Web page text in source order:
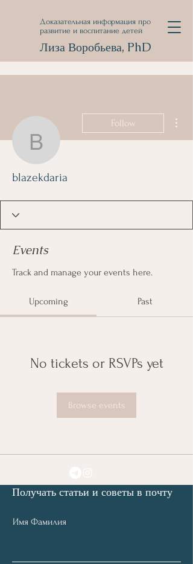
Доказательная информация про
развитие и воспитание детей
Лиза Воробьева, PhD
blazekdaria
Follow
blazekdaria
Events
Track and manage your events here.
Upcoming Past
No tickets or RSVPs yet
Browse events
Получать статьи и советы в почту
Имя Фамилия